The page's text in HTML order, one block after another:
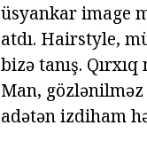
üsyankar image
atdı. Hairstyle,
bizə tanış.
Man, gözlənilməz
adətən izdiham